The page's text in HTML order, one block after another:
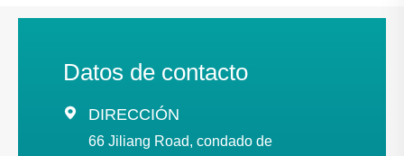
Datos de contacto
 DIRECCIÓN
66 Jiliang Road, condado de